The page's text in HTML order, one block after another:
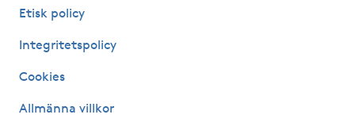
Hyperhidros
Etisk policy
Integritetspolicy
Cookies
Allmänna villkor